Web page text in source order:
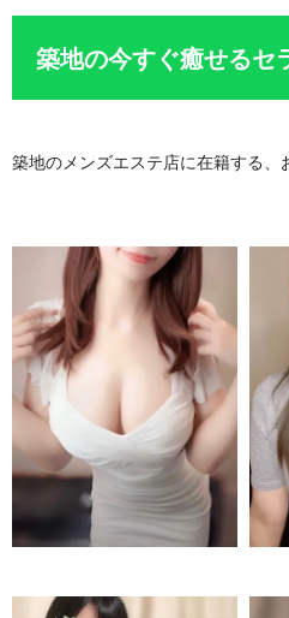
築地の今すぐ癒せるセ
築地のメンズエステ店に在籍する、